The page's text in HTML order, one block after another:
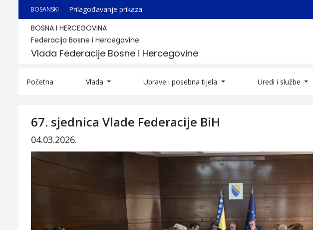
BOSANSKI Prilagođavanje prikaza
BOSNA I HERCEGOVINA
Federacija Bosne i Hercegovine
Vlada Federacije Bosne i Hercegovine
Početna Vlada Uprave i posebna tijela Uredi i službe
67. sjednica Vlade Federacije BiH
04.03.2026.